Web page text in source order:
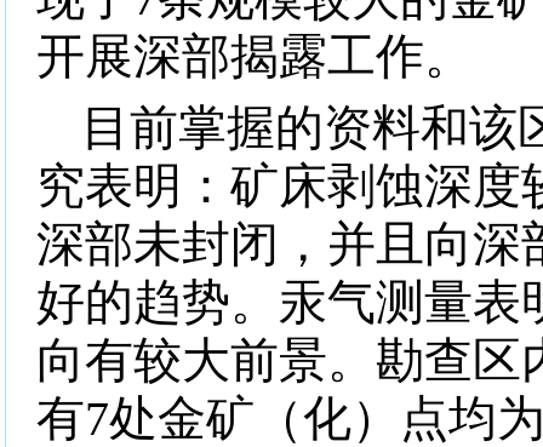
开展深部揭露工作。
目前掌握的资料和该
究表明：矿床剥蚀深度
深部未封闭，并且向深
好的趋势。汞气测量表
向有较大前景。勘查区
有7处金矿（化）点均